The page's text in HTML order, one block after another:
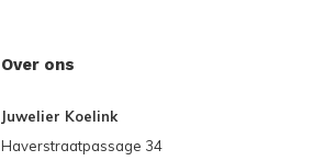
Over ons
Juwelier Koelink
Haverstraatpassage 34